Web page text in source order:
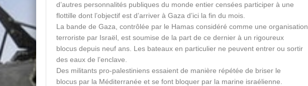
d’autres personnalités publiques du monde entier censées participer à une
flottille dont l’objectif est d’arriver à Gaza d’ici la fin du mois.
La bande de Gaza, contrôlée par le Hamas considéré comme une organisation
terroriste par Israël, est soumise de la part de ce dernier à un rigoureux
blocus depuis neuf ans. Les bateaux en particulier ne peuvent entrer ou sortir
des eaux de l’enclave.
Des militants pro-palestiniens essaient de manière répétée de briser le
blocus par la Méditerranée et se font bloquer par la marine israélienne.